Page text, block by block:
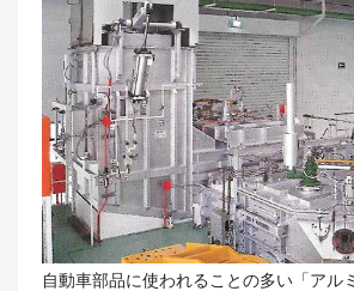
自動車部品に使われることの多い「アル